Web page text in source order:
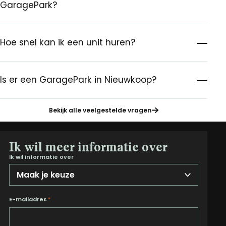
GaragePark?
Hoe snel kan ik een unit huren?
Is er een GaragePark in Nieuwkoop?
Bekijk alle veelgestelde vragen
Ik wil meer informatie over
Ik wil informatie over
E-mailadres *